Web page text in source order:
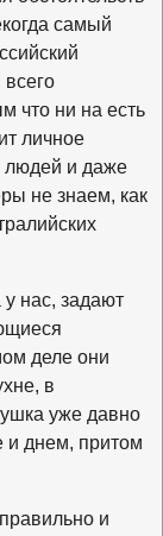
самый
всего
что ни на есть
личное
людей и даже
не знаем, как
у нас, задают
деле они
в
уже давно
и днем, притом
и